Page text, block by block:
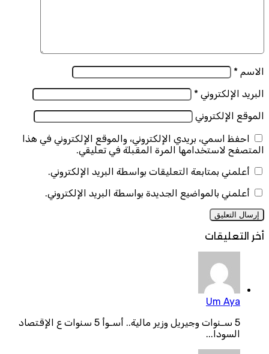
الاسم *
البريد الإلكتروني *
الموقع الإلكتروني
احفظ اسمي، بريدي الإلكتروني، والموقع الإلكتروني في هذا
المتصفح لاستخدامها المرة المقبلة في تعليقي.
أعلمني بمتابعة التعليقات بواسطة البريد الإلكتروني.
أعلمني بالمواضيع الجديدة بواسطة البريد الإلكتروني.
أخر التعليقات
Um Aya
5 سـنوات وجيريل وزير مالية.. أسـوأ 5 سنوات ع الإقتصاد
السودا...